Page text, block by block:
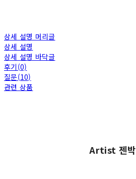
상세 설명 머리글
상세 설명
상세 설명 바닥글
후기(0)
질문(10)
관련 상품
Artist 젠박